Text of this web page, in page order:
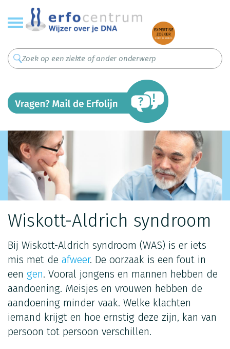
Overslaan
en
naar
inhoud
gaan
Wiskott-Aldrich syndroom
Bij Wiskott-Aldrich syndroom (WAS) is er iets
mis met de afweer. De oorzaak is een fout in
een gen. Vooral jongens en mannen hebben de
aandoening. Meisjes en vrouwen hebben de
aandoening minder vaak. Welke klachten
iemand krijgt en hoe ernstig deze zijn, kan van
persoon tot persoon verschillen.